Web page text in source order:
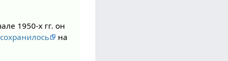
1950-х гг. он
на